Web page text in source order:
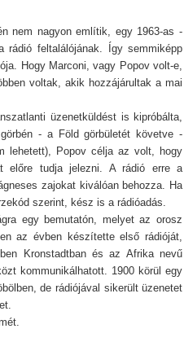
nem nagyon említik, egy 1963-as -
rádió feltalálójának. Így semmiképp
Hogy Marconi, vagy Popov volt-e,
voltak, akik hozzájárultak a mai
üzenetküldést is kipróbálta,
- a Föld görbületét követve -
lehetett), Popov célja az volt, hogy
előre tudja jelezni. A rádió erre a
zajokat kiválóan behozza. Ha
szerint, kész is a rádióadás.
egy bemutatón, melyet az orosz
az évben készítette első rádióját,
Kronstadtban és az Afrika nevű
kommunikálhatott. 1900 körül egy
de rádiójával sikerült üzenetet